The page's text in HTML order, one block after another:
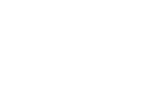
bir sorun bildirin